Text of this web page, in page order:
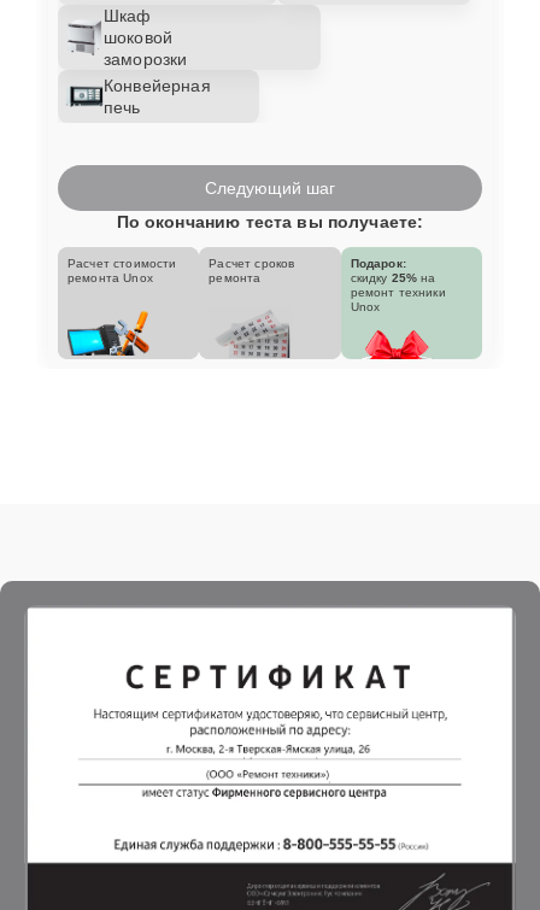
Шкаф
шоковой
заморозки
Конвейерная
печь
Следующий шаг
По окончанию теста вы получаете:
Расчет стоимости
ремонта Unox
Расчет сроков
ремонта
Подарок:
скидку 25% на
ремонт техники
Unox